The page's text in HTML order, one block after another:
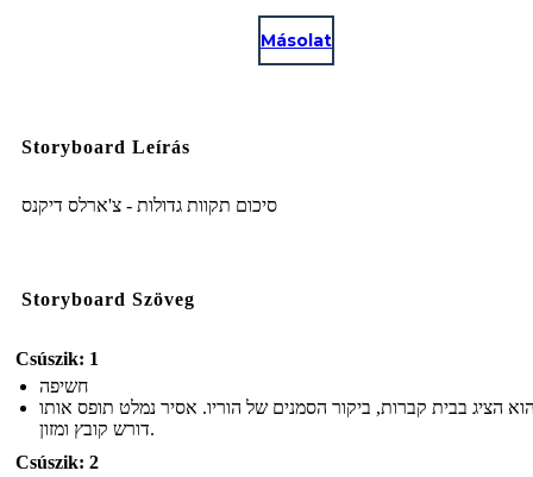
Másolat
Storyboard Leírás
סיכום תקוות גדולות - צ'ארלס דיקנס
Storyboard Szöveg
Csúszik: 1
חשיפה
הציג בבית קברות, ביקור הסמנים של הוריו. אסיר נמלט תופס אותו
דורש קובץ ומזון.
Csúszik: 2